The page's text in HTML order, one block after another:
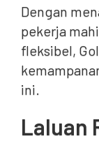
Dengan
pekerja
fleksibel,
ini.
Laluan